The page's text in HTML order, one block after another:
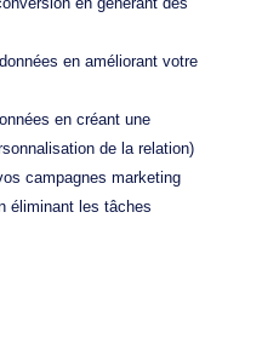
en améliorant votre
en créant une
de la relation)
campagnes marketing
éliminant les tâches